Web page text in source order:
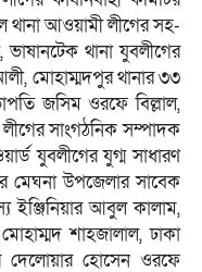
থানা আওয়ামী লীগের সহ-
থানা যুবলীগের
মোহাম্মদপুর থানার ৩৩
জসিম ওরফে বিল্লাল,
লীগের সাংগঠনিক সম্পাদক
যুবলীগের যুগ্ম সাধারণ
মেঘনা উপজেলার সাবেক
ইঞ্জিনিয়ার আবুল কালাম,
শাহজালাল, ঢাকা
দেলোয়ার হোসেন ওরফে